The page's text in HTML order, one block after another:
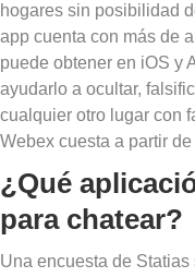
hogares sin posibilidad
app cuenta con más de
puede obtener en iOS y
ayudarlo a ocultar,
cualquier otro lugar con
Webex cuesta a partir
¿Qué
para chatear?
Una encuesta de